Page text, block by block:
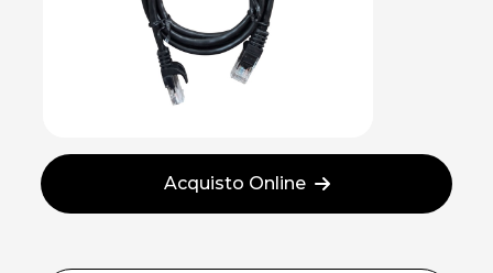
Acquisto Online